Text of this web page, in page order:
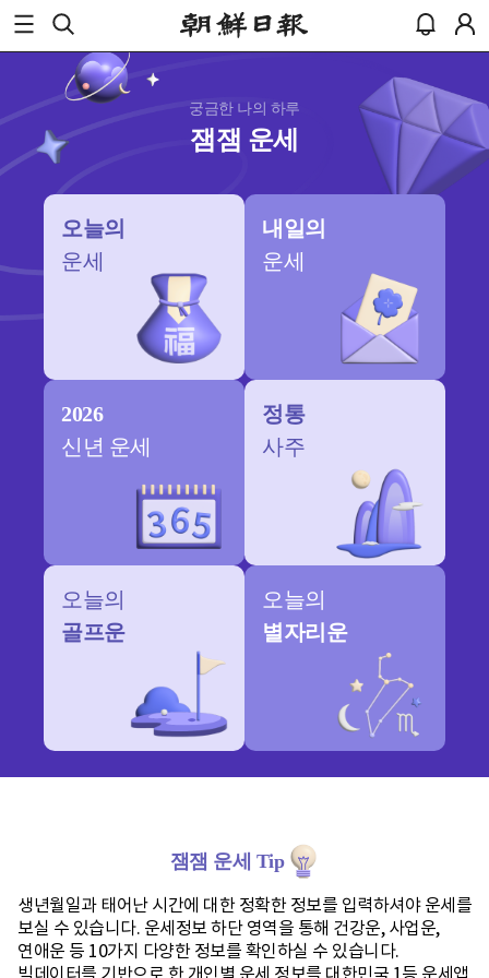
궁금한 나의 하루
잼잼 운세
오늘의
운세
내일의
운세
2026
신년 운세
정통
사주
오늘의
골프운
오늘의
별자리운
잼잼 운세 Tip
생년월일과 태어난 시간에 대한 정확한 정보를 입력하셔야 운세를
보실 수 있습니다. 운세정보 하단 영역을 통해 건강운, 사업운,
연애운 등 10가지 다양한 정보를 확인하실 수 있습니다.
빅데이터를 기반으로 한 개인별 운세 정보를 대한민국 1등 운세앱